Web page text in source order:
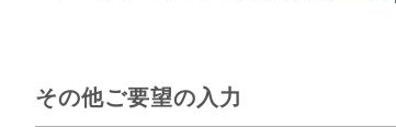
その他ご要望の入力